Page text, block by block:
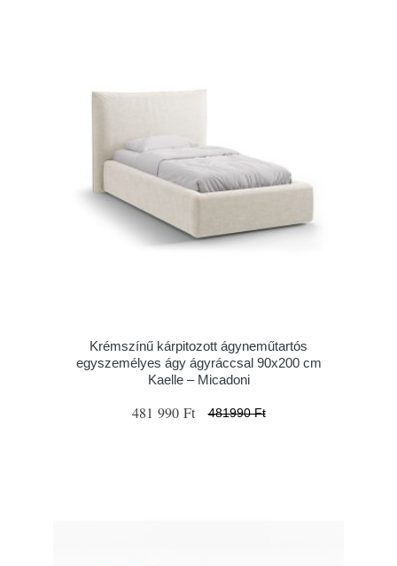
Krémszínű kárpitozott ágyneműtartós
egyszemélyes ágy ágyráccsal 90x200 cm
Kaelle – Micadoni
481 990 Ft 481990 Ft